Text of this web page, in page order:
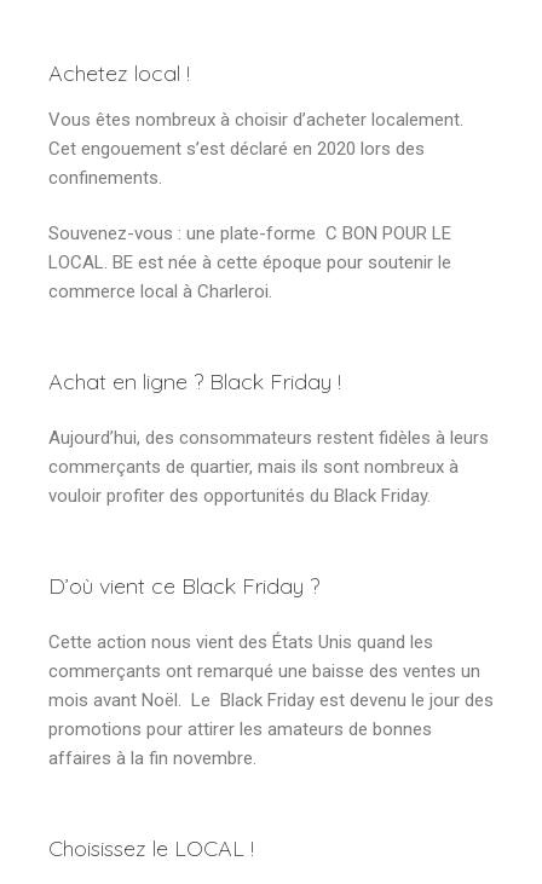
Achetez local !
Vous êtes nombreux à choisir d’acheter localement.
Cet engouement s’est déclaré en 2020 lors des
confinements.
Souvenez-vous : une plate-forme C BON POUR LE
LOCAL. BE est née à cette époque pour soutenir le
commerce local à Charleroi.
Achat en ligne ? Black Friday !
Aujourd’hui, des consommateurs restent fidèles à leurs
commerçants de quartier, mais ils sont nombreux à
vouloir profiter des opportunités du Black Friday.
D’où vient ce Black Friday ?
Cette action nous vient des États Unis quand les
commerçants ont remarqué une baisse des ventes un
mois avant Noël. Le Black Friday est devenu le jour des
promotions pour attirer les amateurs de bonnes
affaires à la fin novembre.
Choisissez le LOCAL !